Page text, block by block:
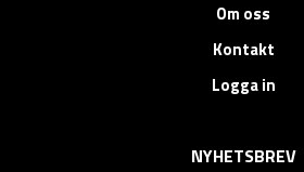
Om oss
Kontakt
Logga in
NYHETSBREV